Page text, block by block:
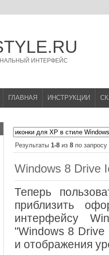
ИНТЕРФЕЙС
ГЛАВНАЯ ИНСТРУКЦИИ
Результаты 1-8 из 8 по запросу
Windows 8 Drive
Теперь
приблизить
интерфейсу
"Windows 8 Drive
и отображения